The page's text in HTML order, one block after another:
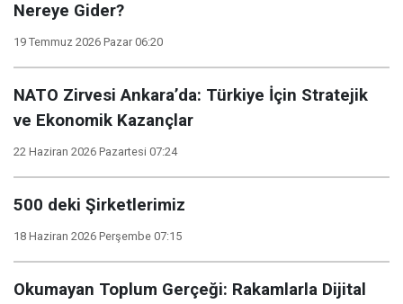
Nereye Gider?
19 Temmuz 2026 Pazar 06:20
NATO Zirvesi Ankara’da: Türkiye İçin Stratejik
ve Ekonomik Kazançlar
22 Haziran 2026 Pazartesi 07:24
500 deki Şirketlerimiz
18 Haziran 2026 Perşembe 07:15
Okumayan Toplum Gerçeği: Rakamlarla Dijital